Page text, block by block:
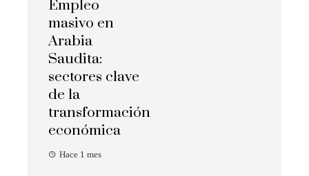
Empleo
masivo en
Arabia
Saudita:
sectores clave
de la
transformación
económica
Hace 1 mes